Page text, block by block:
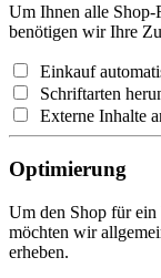
Um Ihnen alle Shop-
benötigen wir Ihre
Einkauf
Schriftarten
Externe Inhalte
Optimierung
Um den Shop für ein
möchten wir
erheben.